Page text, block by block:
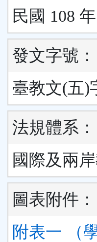
民國 108
發文字號：
臺教文(五)
法規體系：
國際及兩
圖表附件：
附表一 （